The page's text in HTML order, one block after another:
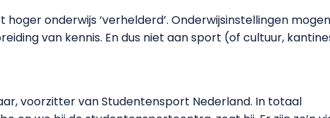
onderwijs ‘verhelderd’. Onderwijsinstellingen
van kennis. En dus niet aan sport (of cultuur,
voorzitter van Studentensport Nederland. In totaal